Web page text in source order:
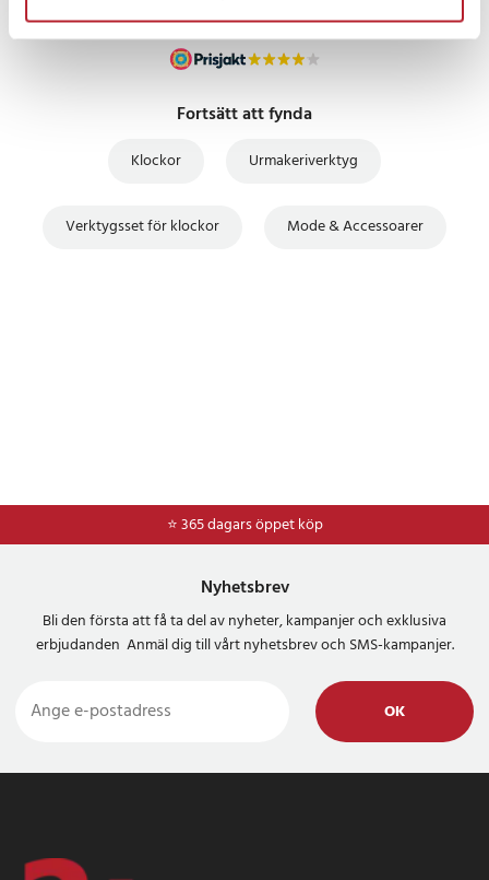
Fortsätt att fynda
Klockor Urmakeriverktyg
Verktygsset för klockor Mode & Accessoarer
⭐ 365 dagars öppet köp
Nyhetsbrev
Bli den första att få ta del av nyheter, kampanjer och exklusiva
erbjudanden Anmäl dig till vårt nyhetsbrev och SMS-kampanjer.
OK